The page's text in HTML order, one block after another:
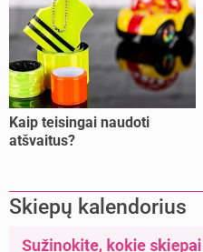
Kaip teisingai naudoti
atšvaitus?
Skiepų kalendorius